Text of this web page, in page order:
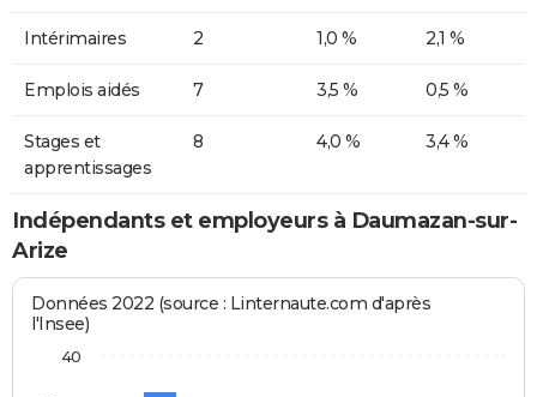
Intérimaires 2 1,0 % 2,1 %
Emplois aidés 7 3,5 % 0,5 %
Stages et
apprentissages
8 4,0 % 3,4 %
Indépendants et employeurs à Daumazan-sur-
Arize
Données 2022 (source : Linternaute.com d'après
l'Insee)
40